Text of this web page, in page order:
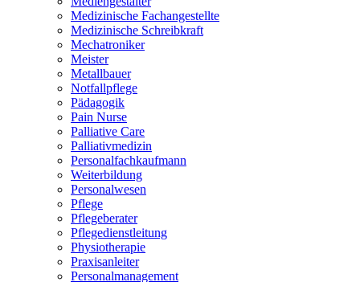
Medizinische Fachangestellte
Medizinische Schreibkraft
Mechatroniker
Meister
Metallbauer
Notfallpflege
Pädagogik
Pain Nurse
Palliative Care
Palliativmedizin
Personalfachkaufmann
Weiterbildung
Personalwesen
Pflege
Pflegeberater
Pflegedienstleitung
Physiotherapie
Praxisanleiter
Personalmanagement